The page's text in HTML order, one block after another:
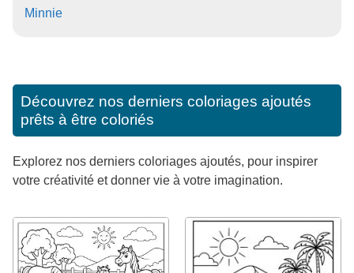
Minnie
Découvrez nos derniers coloriages ajoutés
prêts à être coloriés
Explorez nos derniers coloriages ajoutés, pour inspirer
votre créativité et donner vie à votre imagination.